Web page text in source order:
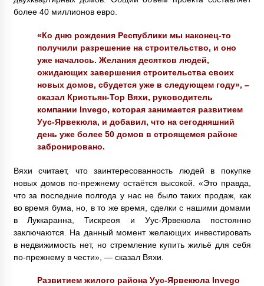
более 40 миллионов евро.
«Ко дню рождения Республики мы наконец-то
получили разрешение на строительство, и оно
уже началось. Желания десятков людей,
ожидающих завершения строительства своих
новых домов, сбудется уже в следующем году», –
сказал Кристьян-Тор Вяхи, руководитель
компании Invego, которая занимается развитием
Уус-Ярвекюла, и добавил, что на сегодняшний
день уже более 50 домов в строящемся районе
забронировано.
Вяхи считает, что заинтересованность людей в покупке
новых домов по-прежнему остаётся высокой. «Это правда,
что за последние полгода у нас не было таких продаж, как
во время бума, но, в то же время, сделки с нашими домами
в Луккаранна, Тискреоя и Уус-Ярвекюла постоянно
заключаются. На данный момент желающих инвестировать
в недвижимость нет, но стремление купить жильё для себя
по-прежнему в чести», — сказал Вяхи.
Развитием жилого района Уус-Ярвекюла Invego